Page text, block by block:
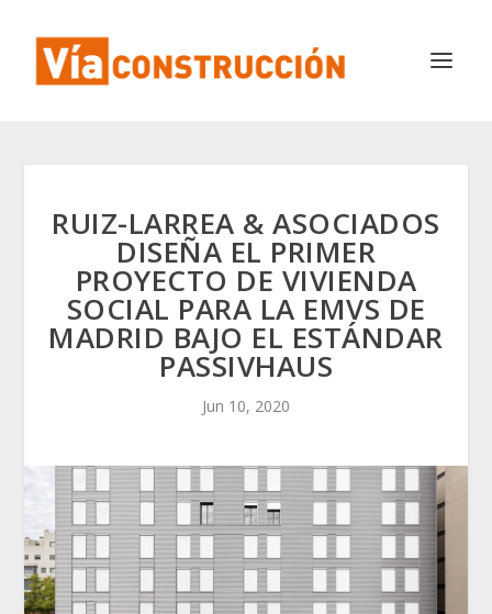
RUIZ-LARREA & ASOCIADOS
DISEÑA EL PRIMER
PROYECTO DE VIVIENDA
SOCIAL PARA LA EMVS DE
MADRID BAJO EL ESTÁNDAR
PASSIVHAUS
Jun 10, 2020